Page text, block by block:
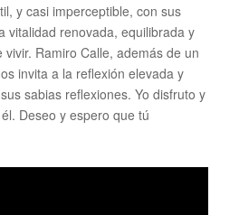
y casi imperceptible, con sus
vitalidad renovada, equilibrada y
Ramiro Calle, además de un
invita a la reflexión elevada y
sabias reflexiones. Yo disfruto y
Deseo y espero que tú